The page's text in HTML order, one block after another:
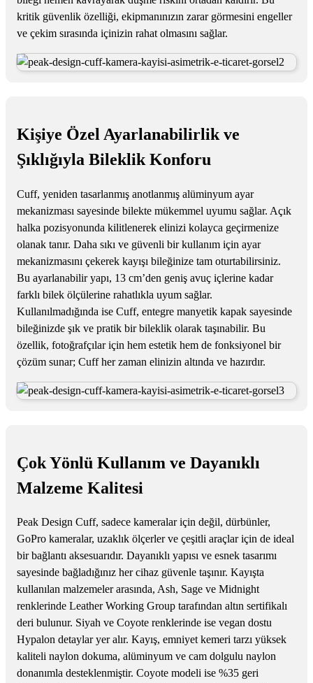
kritik güvenlik özelliği, ekipmanınızın zarar görmesini engeller
ve çekim sırasında içinizin rahat olmasını sağlar.
Kişiye Özel Ayarlanabilirlik ve
Şıklığıyla Bileklik Konforu
Cuff, yeniden tasarlanmış anotlanmış alüminyum ayar
mekanizması sayesinde bilekte mükemmel uyumu sağlar. Açık
halka pozisyonunda kilitlenerek elinizi kolayca geçirmenize
olanak tanır. Daha sıkı ve güvenli bir kullanım için ayar
mekanizmasını çekerek kayışı bileğinize tam oturtabilirsiniz.
Bu ayarlanabilir yapı, 13 cm’den geniş avuç içlerine kadar
farklı bilek ölçülerine rahatlıkla uyum sağlar.
Kullanılmadığında ise Cuff, entegre manyetik kapak sayesinde
bileğinizde şık ve pratik bir bileklik olarak taşınabilir. Bu
özellik, fotoğrafçılar için hem estetik hem de fonksiyonel bir
çözüm sunar; Cuff her zaman elinizin altında ve hazırdır.
Çok Yönlü Kullanım ve Dayanıklı
Malzeme Kalitesi
Peak Design Cuff, sadece kameralar için değil, dürbünler,
GoPro kameralar, uzaklık ölçerler ve çeşitli araçlar için de ideal
bir bağlantı aksesuarıdır. Dayanıklı yapısı ve esnek tasarımı
sayesinde bağladığınız her cihaz güvenle taşınır. Kayışta
kullanılan malzemeler arasında, Ash, Sage ve Midnight
renklerinde Leather Working Group tarafından altın sertifikalı
deri bulunur. Siyah ve Coyote renklerinde ise vegan dostu
Hypalon detaylar yer alır. Kayış, emniyet kemeri tarzı yüksek
kaliteli naylon dokuma, alüminyum ve cam dolgulu naylon
donanımla desteklenmiştir. Coyote modeli ise %35 geri